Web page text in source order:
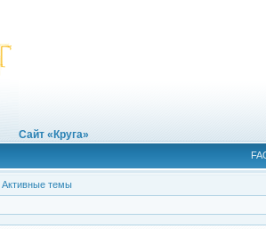
Сайт «Круга»
Активные темы